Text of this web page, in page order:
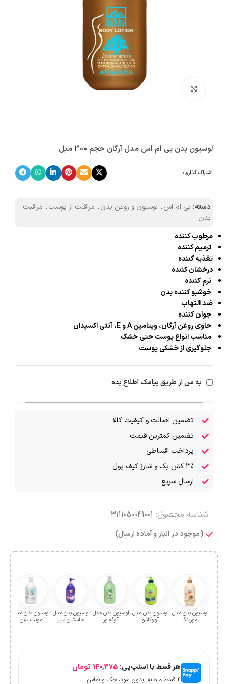
بزرگنمایی تصویر
لوسیون بدن بی ام اس مدل آرگان حجم 300 میل
اشتراک گذاری:
دسته: بی ام اس, لوسیون و روغن بدن, مراقبت از پوست, مراقبت
بدن
مرطوب کننده
ترمیم کننده
تغذیه کننده
درخشان کننده
نرم کننده
خوشبو کننده بدن
ضد التهاب
جوان کننده
حاوی روغن آرگان، ویتامین A و E، آنتی اکسیدان
مناسب انواع پوست حتی خشک
جلوگیری از خشکی پوست
به من از طریق پیامک اطلاع بده
تضمین اصالت و کیفیت کالا
تضمین کمترین قیمت
پرداخت اقساطی
۳٪ کش بک و شارژ کیف پول
ارسال سریع
شناسه محصول: 3111050041001
(موجود در انبار و آماده ارسال)
لوسیون بدن مدل
مورینگا
لوسیون بدن مدل
آووکادو
لوسیون بدن مدل
آلوئه ورا
لوسیون بدن مدل
جاستین بیبر
لوسیون بدن مدل
مونت بلان
هر قسط با اسنپ‌پی: 140,375 تومان
۴ قسط ماهانه. بدون سود، چک و ضامن.